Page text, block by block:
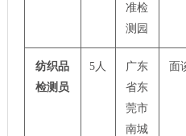
准检
测园
纺织品
检测员
5人
广东
省东
莞市
南城
面